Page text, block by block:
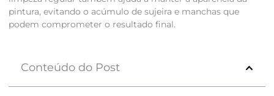
pintura, evitando o acúmulo de sujeira e manchas que
podem comprometer o resultado final.
Conteúdo do Post